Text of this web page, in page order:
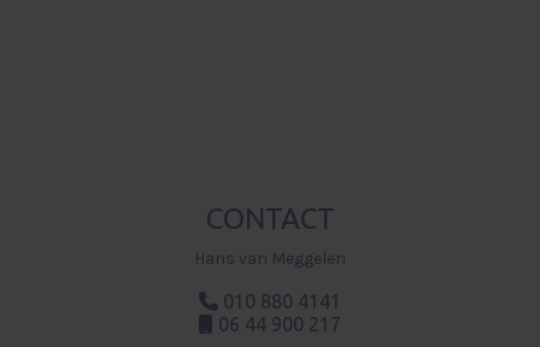
CONTACT
Hans van Meggelen
010 880 4141
06 44 900 217